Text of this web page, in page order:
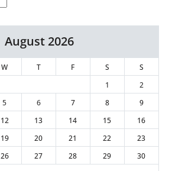
August 2026
W T F S
S
1
2
5 6 7 8
9
12 13 14 15
16
19 20 21 22
23
26 27 28 29
30